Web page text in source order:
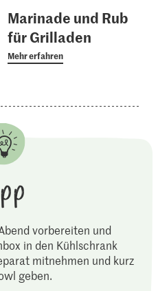
Marinade und Rub
für Grilladen
Mehr erfahren
vorbereiten und
in den Kühlschrank
mitnehmen und kurz
geben.